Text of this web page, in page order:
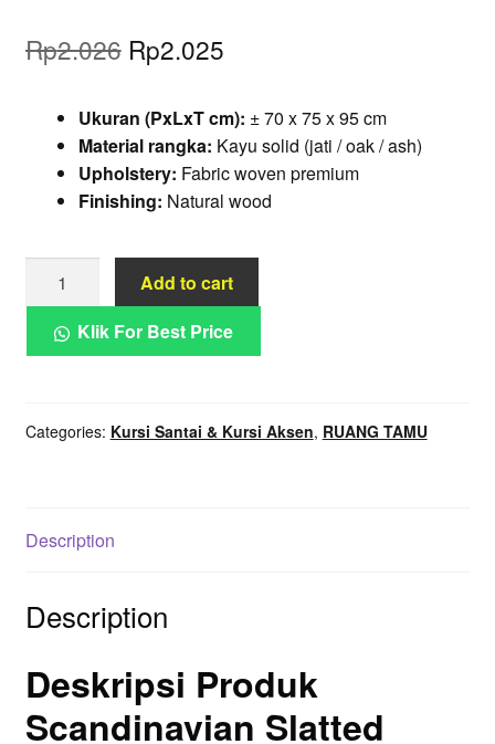
Rp2.026 Original
was:
Rp2.026.
Rp2.025Current
is:
Rp2.025.
Ukuran (PxLxT cm): ± 70 x 75 x 95 cm
Material rangka: Kayu solid (jati / oak / ash)
Upholstery: Fabric woven premium
Finishing: Natural wood
Slatted
Wood
Lounge
Cushioned
Add to cart
Klik For Best Price
Categories: Kursi Santai & Kursi Aksen, RUANG TAMU
Description
Description
Deskripsi Produk
Scandinavian Slatted